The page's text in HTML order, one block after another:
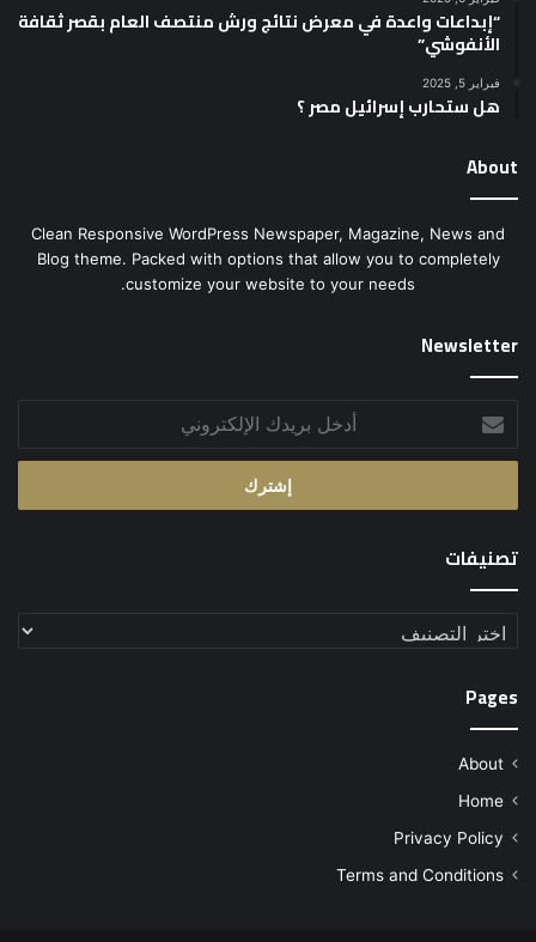
“إبداعات واعدة في معرض نتائج ورش منتصف العام بقصر ثقافة
الأنفوشي”
فبراير 5, 2025
هل ستحارب إسرائيل مصر ؟
About
Clean Responsive WordPress Newspaper, Magazine, News and
Blog theme. Packed with options that allow you to completely
customize your website to your needs.
Newsletter
بريدك
الإلكتروني
تصنيفات
تصنيفات
Pages
About
Home
Privacy Policy
Terms and Conditions